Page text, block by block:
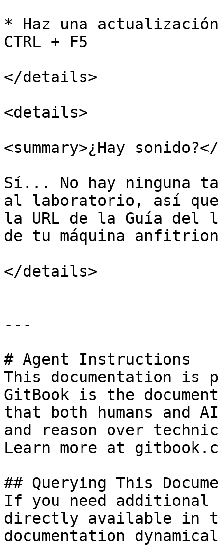
* Haz una
CTRL + F5
</details>
<details>
<summary>¿Hay sonido?</
Sí... No hay ninguna
al laboratorio, así que
la URL de la Guía del
de tu máquina
</details>
---
# Agent Instructions
This documentation is
GitBook is the
that both humans and
and reason over
Learn more at
## Querying This
If you need
directly available in
documentation